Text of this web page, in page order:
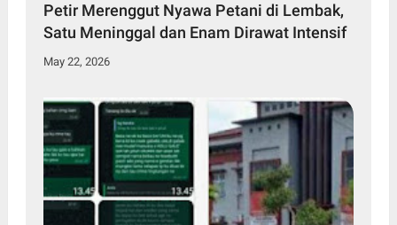
Petir Merenggut Nyawa Petani di Lembak,
Satu Meninggal dan Enam Dirawat Intensif
May 22, 2026